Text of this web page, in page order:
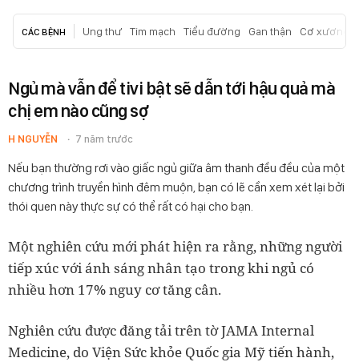
CÁC BỆNH Ung thư Tim mạch Tiểu đường Gan thận Cơ xương
Ngủ mà vẫn để tivi bật sẽ dẫn tới hậu quả mà
chị em nào cũng sợ
H NGUYỄN 7 năm trước
Nếu bạn thường rơi vào giấc ngủ giữa âm thanh đều đều của một
chương trình truyền hình đêm muộn, bạn có lẽ cần xem xét lại bởi
thói quen này thực sự có thể rất có hại cho bạn.
Một nghiên cứu mới phát hiện ra rằng, những người
tiếp xúc với ánh sáng nhân tạo trong khi ngủ có
nhiều hơn 17% nguy cơ tăng cân.
Nghiên cứu được đăng tải trên tờ JAMA Internal
Medicine, do Viện Sức khỏe Quốc gia Mỹ tiến hành,